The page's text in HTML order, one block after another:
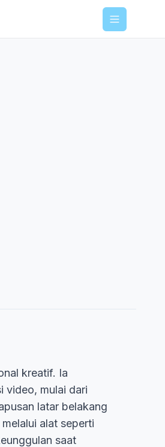
Menu
kreatif. Ia
video, mulai dari
latar belakang
alat seperti
saat